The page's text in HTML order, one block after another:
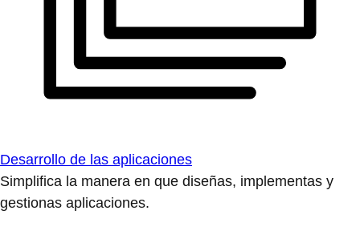
Desarrollo de las aplicaciones
Simplifica la manera en que diseñas, implementas y
gestionas aplicaciones.